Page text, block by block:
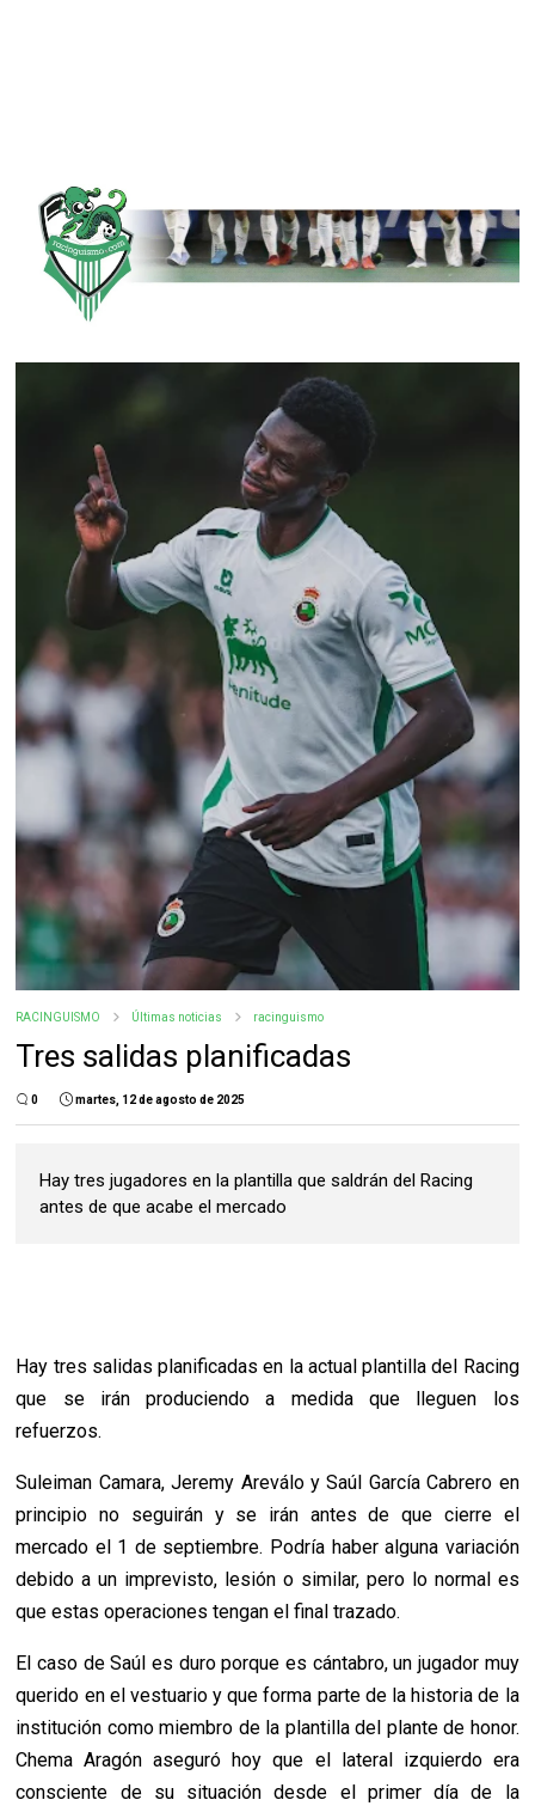
RACINGUISMO Últimas noticias racinguismo
Tres salidas planificadas
0 martes, 12 de agosto de 2025
Hay tres jugadores en la plantilla que saldrán del Racing
antes de que acabe el mercado
Hay tres salidas planificadas en la actual plantilla del Racing
que se irán produciendo a medida que lleguen los
refuerzos.
Suleiman Camara, Jeremy Areválo y Saúl García Cabrero en
principio no seguirán y se irán antes de que cierre el
mercado el 1 de septiembre. Podría haber alguna variación
debido a un imprevisto, lesión o similar, pero lo normal es
que estas operaciones tengan el final trazado.
El caso de Saúl es duro porque es cántabro, un jugador muy
querido en el vestuario y que forma parte de la historia de la
institución como miembro de la plantilla del plante de honor.
Chema Aragón aseguró hoy que el lateral izquierdo era
consciente de su situación desde el primer día de la